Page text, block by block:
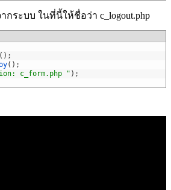
กระบบ ในที่นี้ให้ชื่อว่า c_logout.php
( ) ;
( ) ;
c_form.php " ) ;